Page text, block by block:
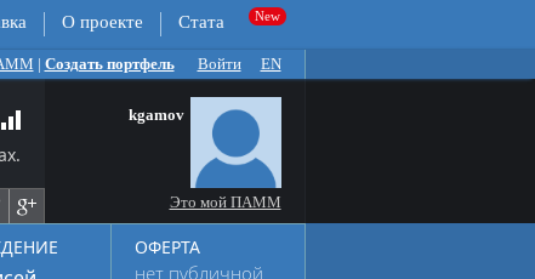
О проекте Стата
| Создать портфель Войти EN
kgamov
Это мой ПАММ
ОФЕРТА
нет публичной